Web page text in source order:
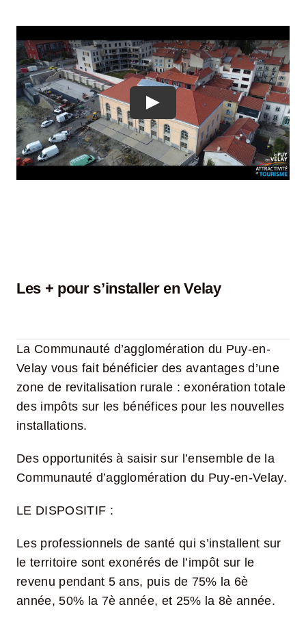
Les + pour s’installer en Velay
La Communauté d’agglomération du Puy-en-
Velay vous fait bénéficier des avantages d’une
zone de revitalisation rurale : exonération totale
des impôts sur les bénéfices pour les nouvelles
installations.
Des opportunités à saisir sur l’ensemble de la
Communauté d’agglomération du Puy-en-Velay.
LE DISPOSITIF :
Les professionnels de santé qui s’installent sur
le territoire sont exonérés de l’impôt sur le
revenu pendant 5 ans, puis de 75% la 6è
année, 50% la 7è année, et 25% la 8è année.